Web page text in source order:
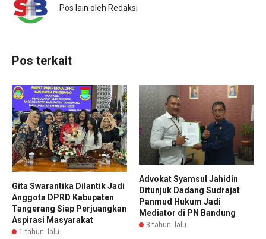
Pos lain oleh Redaksi
Pos terkait
Gita Swarantika Dilantik Jadi
Anggota DPRD Kabupaten
Tangerang Siap Perjuangkan
Aspirasi Masyarakat
1 tahun lalu
Advokat Syamsul Jahidin
Ditunjuk Dadang Sudrajat
Panmud Hukum Jadi
Mediator di PN Bandung
3 tahun lalu